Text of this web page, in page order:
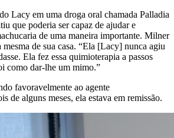
Lacy em uma droga oral chamada Palladia
que poderia ser capaz de ajudar e
de uma maneira importante. Milner
de sua casa. “Ela [Lacy] nunca agiu
Ela fez essa quimioterapia a passos
como dar-lhe um mimo.”
favoravelmente ao agente
de alguns meses, ela estava em remissão.